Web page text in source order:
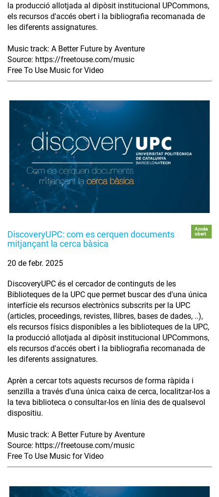
la producció allotjada al dipòsit institucional UPCommons,
els recursos d'accés obert i la bibliografia recomanada de
les diferents assignatures.
Music track: A Better Future by Aventure
Source: https://freetouse.com/music
Free To Use Music for Video
DiscoveryUPC: com es cerquen documents
mitjançant la cerca bàsica
Accés
obert
20 de febr. 2025
DiscoveryUPC és el cercador de continguts de les
Biblioteques de la UPC que permet buscar des d'una única
interfície els recursos electrònics subscrits per la UPC
(articles, proceedings, revistes, llibres, bases de dades, ..),
els recursos físics disponibles a les biblioteques de la UPC,
la producció allotjada al dipòsit institucional UPCommons,
els recursos d'accés obert i la bibliografia recomanada de
les diferents assignatures.
Aprèn a cercar tots aquests recursos de forma ràpida i
senzilla a través d'una única caixa de cerca, localitzar-los a
la teva biblioteca o consultar-los en línia des de qualsevol
dispositiu.
Music track: A Better Future by Aventure
Source: https://freetouse.com/music
Free To Use Music for Video